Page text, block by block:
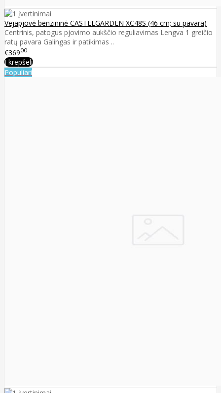
Vejapjovė benzininė CASTELGARDEN XC48S (46 cm; su pavara)
Centrinis, patogus pjovimo aukščio reguliavimas Lengva 1 greičio
ratų pavara Galingas ir patikimas ..
€36900
Į krepšelį
Populiari